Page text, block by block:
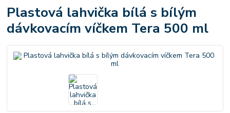
Plastová lahvička bílá s bílým
dávkovacím víčkem Tera 500 ml